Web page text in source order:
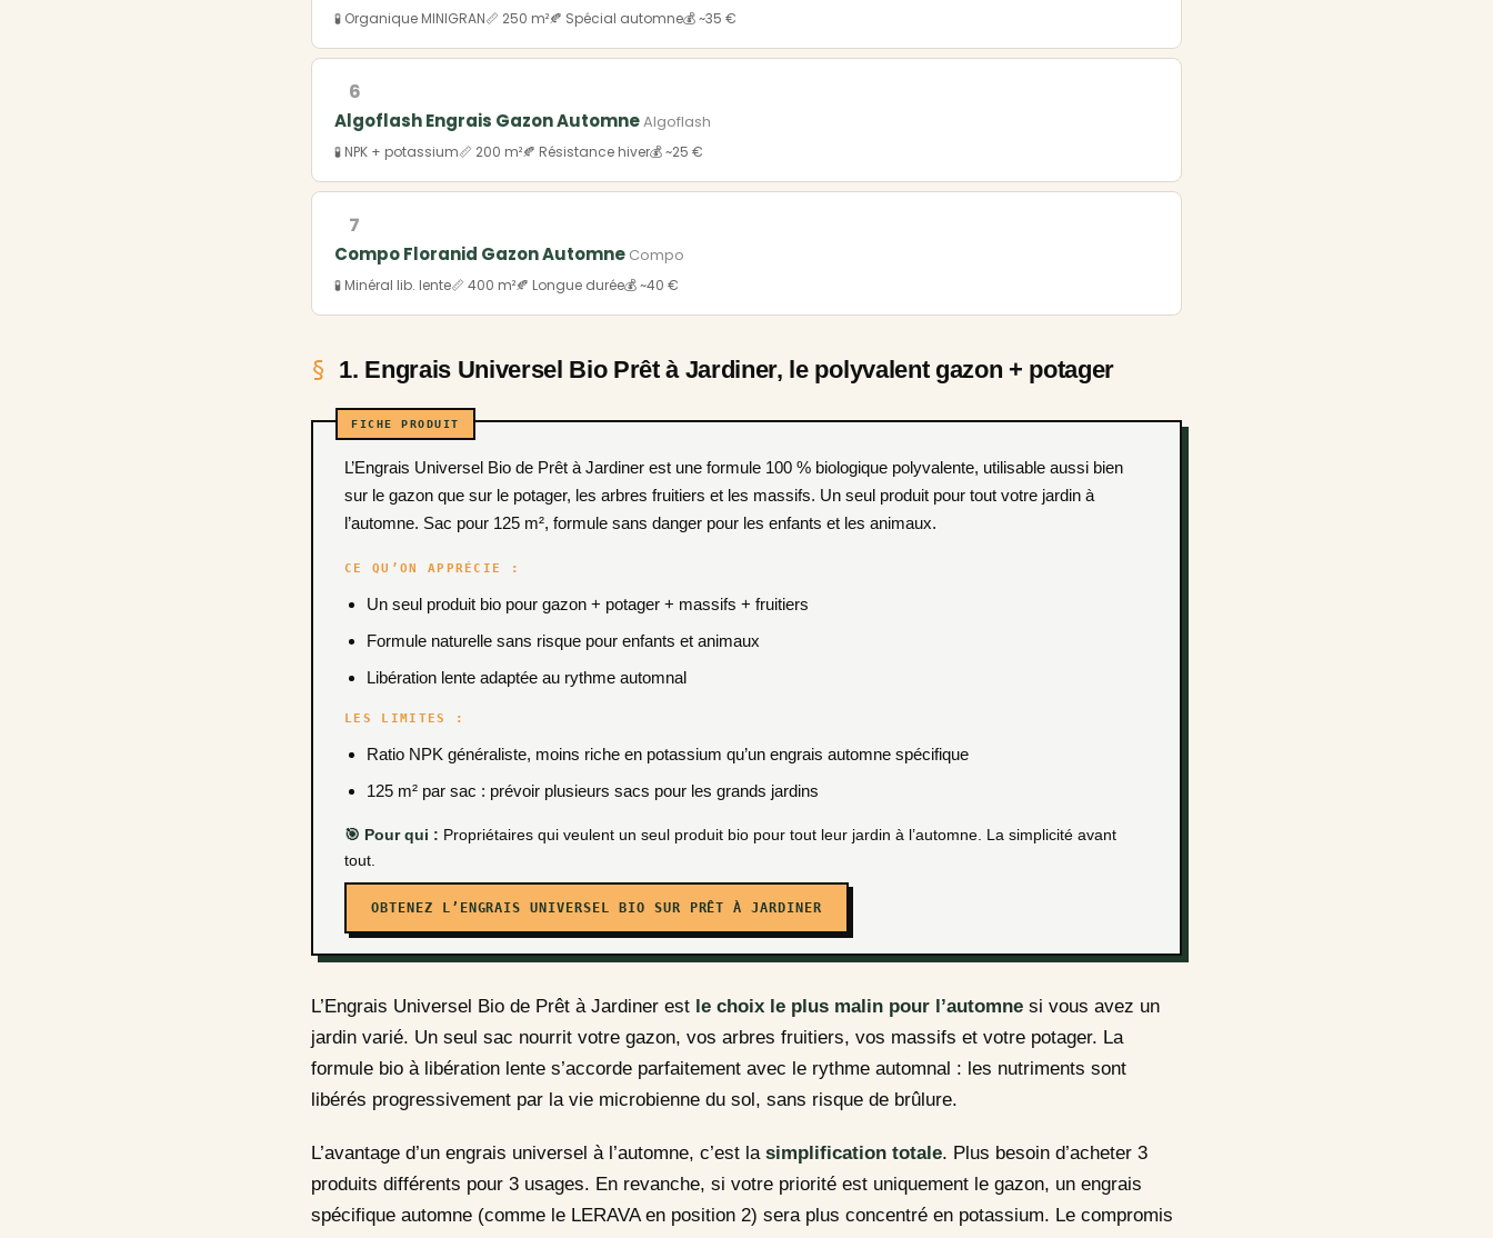
🧪 Organique MINIGRAN📏 250 m²🍂 Spécial automne💰 ~35 €
6
Algoflash Engrais Gazon AutomneAlgoflash
🧪 NPK + potassium📏 200 m²🍂 Résistance hiver💰 ~25 €
7
Compo Floranid Gazon Automne Compo
🧪 Minéral lib. lente📏 400 m²🍂 Longue durée💰 ~40 €
1. Engrais Universel Bio Prêt à Jardiner, le polyvalent gazon + potager
L’Engrais Universel Bio de Prêt à Jardiner est une formule 100 % biologique polyvalente, utilisable aussi bien
sur le gazon que sur le potager, les arbres fruitiers et les massifs. Un seul produit pour tout votre jardin à
l’automne. Sac pour 125 m², formule sans danger pour les enfants et les animaux.
CE QU’ON APPRÉCIE :
Un seul produit bio pour gazon + potager + massifs + fruitiers
Formule naturelle sans risque pour enfants et animaux
Libération lente adaptée au rythme automnal
LES LIMITES :
Ratio NPK généraliste, moins riche en potassium qu’un engrais automne spécifique
125 m² par sac : prévoir plusieurs sacs pour les grands jardins
🎯 Pour qui : Propriétaires qui veulent un seul produit bio pour tout leur jardin à l’automne. La simplicité avant
tout.
OBTENEZ L’ENGRAIS UNIVERSEL BIO SUR PRÊT À JARDINER
L’Engrais Universel Bio de Prêt à Jardiner est le choix le plus malin pour l’automne si vous avez un
jardin varié. Un seul sac nourrit votre gazon, vos arbres fruitiers, vos massifs et votre potager. La
formule bio à libération lente s’accorde parfaitement avec le rythme automnal : les nutriments sont
libérés progressivement par la vie microbienne du sol, sans risque de brûlure.
L’avantage d’un engrais universel à l’automne, c’est la simplification totale. Plus besoin d’acheter 3
produits différents pour 3 usages. En revanche, si votre priorité est uniquement le gazon, un engrais
spécifique automne (comme le LERAVA en position 2) sera plus concentré en potassium. Le compromis